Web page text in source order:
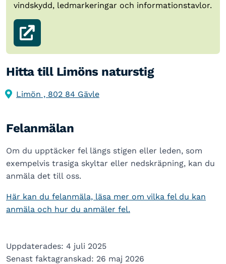
vindskydd, ledmarkeringar och informationstavlor.
Hitta till Limöns naturstig
Limön , 802 84 Gävle
Felanmälan
Om du upptäcker fel längs stigen eller leden, som
exempelvis trasiga skyltar eller nedskräpning, kan du
anmäla det till oss.
Här kan du felanmäla, läsa mer om vilka fel du kan
anmäla och hur du anmäler fel.
Uppdaterades: 4 juli 2025
Senast faktagranskad: 26 maj 2026